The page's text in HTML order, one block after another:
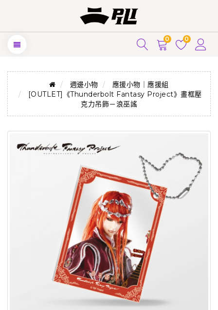
0 0
週邊小物
應援小物｜應援組
[OUTLET]《Thunderbolt Fantasy Project》畫框壓
克力吊飾－浪巫謠